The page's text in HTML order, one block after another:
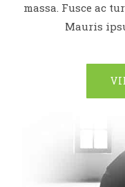
massa. Fusce ac
Mauris